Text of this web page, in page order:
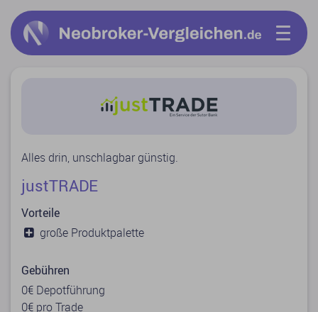
Alles drin, unschlagbar günstig.
justTRADE
Vorteile
große Produktpalette
Gebühren
0€ Depotführung
0€ pro Trade